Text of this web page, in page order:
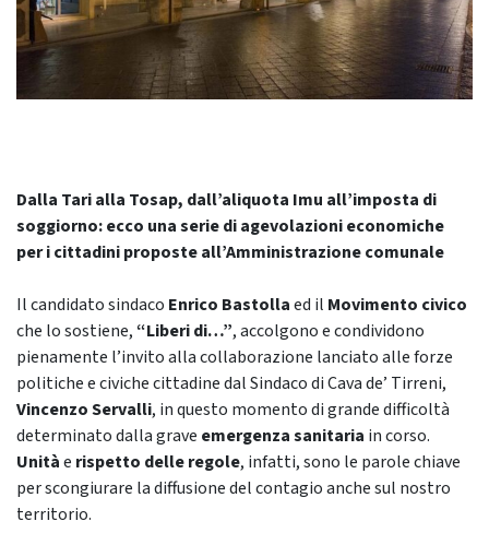
Dalla Tari alla Tosap, dall’aliquota Imu all’imposta di
soggiorno: ecco una serie di agevolazioni economiche
per i cittadini proposte all’Amministrazione comunale
Il candidato sindaco Enrico Bastollaed il Movimento civico
che lo sostiene,“Liberi di…”, accolgono e condividono
pienamente l’invito alla collaborazione lanciato alle forze
politiche e civiche cittadine dal Sindaco di Cava de’ Tirreni,
Vincenzo Servalli, in questo momento di grande difficoltà
determinato dalla grave emergenza sanitaria in corso.
Unitàe rispetto delle regole, infatti, sono le parole chiave
per scongiurare la diffusione del contagio anche sul nostro
territorio.